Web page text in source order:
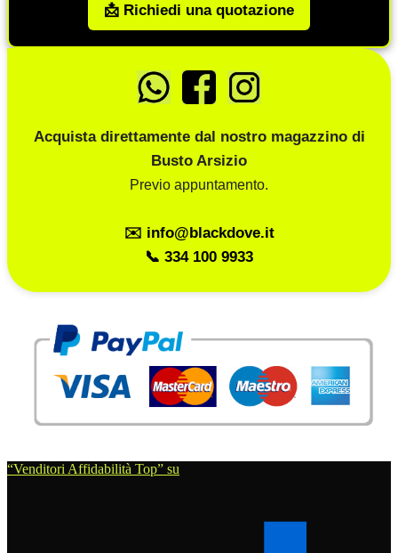
📩 Richiedi una quotazione
Acquista direttamente dal nostro magazzino di
Busto Arsizio
Previo appuntamento.
✉️ info@blackdove.it
📞 334 100 9933
“Venditori Affidabilità Top” su